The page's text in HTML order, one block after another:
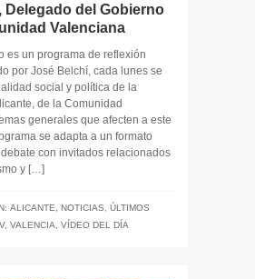
Delegado del Gobierno
Valenciana
es un programa de reflexión
por José Belchí, cada lunes se
social y política de la
de la Comunidad
generales que afecten a este
se adapta a un formato
con invitados relacionados
y […]
ALICANTE NOTICIAS
ÚLTIMOS
, VALENCIA VÍDEO DEL DÍA